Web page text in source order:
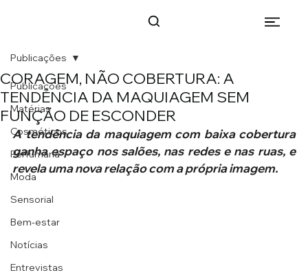
Publicações
Matérias
Cosméticos
Perfumaria
Moda
Sensorial
Bem-estar
Notícias
Entrevistas
Publicações
CORAGEM, NÃO COBERTURA: A
TENDÊNCIA DA MAQUIAGEM SEM
FUNÇÃO DE ESCONDER
A tendência da maquiagem com baixa cobertura
ganha espaço nos salões, nas redes e nas ruas, e
revela uma nova relação com a própria imagem.